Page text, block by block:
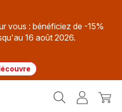
vous : bénéficiez de -15%
16 août 2026.
MonMon